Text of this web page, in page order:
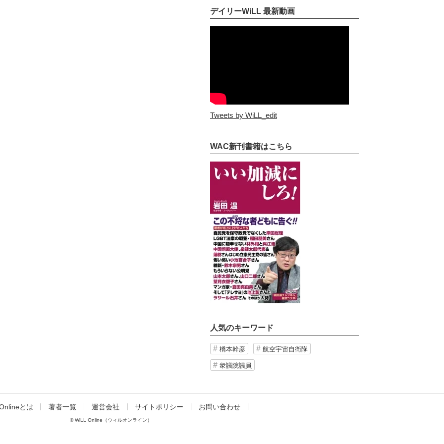
デイリーWiLL 最新動画
Tweets by WiLL_edit
WAC新刊書籍はこちら
人気のキーワード
橋本幹彦 航空宇宙自衛隊
衆議院議員
とは 著者一覧 運営会社 サイトポリシー お問い合わせ
© WiLL Online（ウィルオンライン）